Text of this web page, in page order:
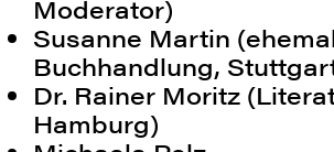
Programm der
Stuttgarter
Moderator)
Susanne Martin
Buchhandlung,
Dr. Rainer Moritz
Hamburg)